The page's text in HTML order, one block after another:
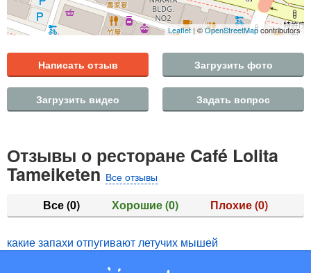
Leaflet | ©OpenStreetMapcontributors
Написать отзыв Загрузить фото
Загрузить видео Задать вопрос
Отзывы о ресторане Café Lolita
Tameiketen Все отзывы
Все(0) Хорошие(0) Плохие(0)
какие запахи отпугивают летучих мышей